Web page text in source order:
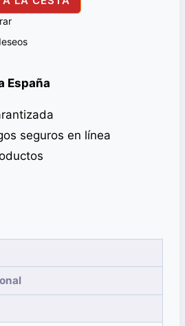
España
seguros en línea